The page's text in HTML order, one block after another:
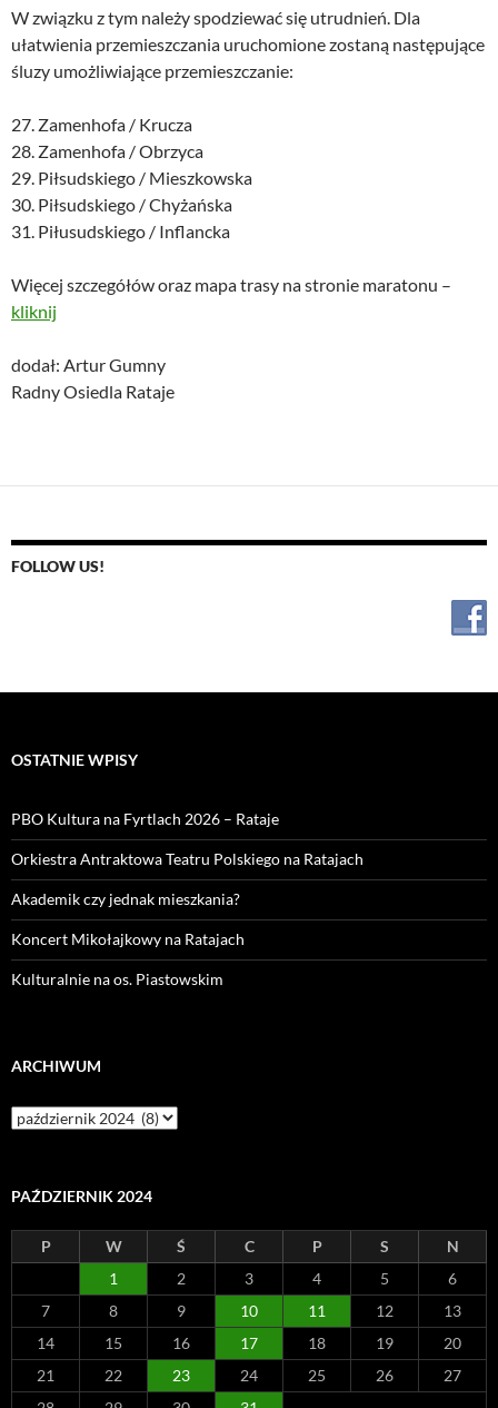
W związku z tym należy spodziewać się utrudnień. Dla
ułatwienia przemieszczania uruchomione zostaną następujące
śluzy umożliwiające przemieszczanie:
27. Zamenhofa / Krucza
28. Zamenhofa / Obrzyca
29. Piłsudskiego / Mieszkowska
30. Piłsudskiego / Chyżańska
31. Piłusudskiego / Inflancka
Więcej szczegółów oraz mapa trasy na stronie maratonu –
kliknij
dodał: Artur Gumny
Radny Osiedla Rataje
FOLLOW US!
OSTATNIE WPISY
PBO Kultura na Fyrtlach 2026 – Rataje
Orkiestra Antraktowa Teatru Polskiego na Ratajach
Akademik czy jednak mieszkania?
Koncert Mikołajkowy na Ratajach
Kulturalnie na os. Piastowskim
ARCHIWUM
Archiwum
PAŹDZIERNIK 2024
P W Ś C P S
N
1
2 3 4 5
6
7
8 9 10 11 12
13
14
15 16 17 18 19
20
21
22 23 24 25 26
27